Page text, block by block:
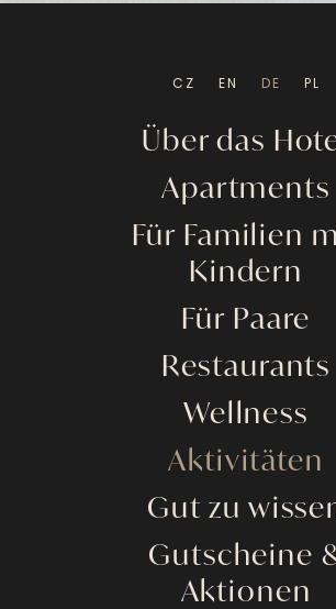
CZ EN DE PL
Über das
Apartments
Für Familien
Kindern
Für Paare
Restaurants
Wellness
Aktivitäten
Gut zu
Gutscheine
Aktionen